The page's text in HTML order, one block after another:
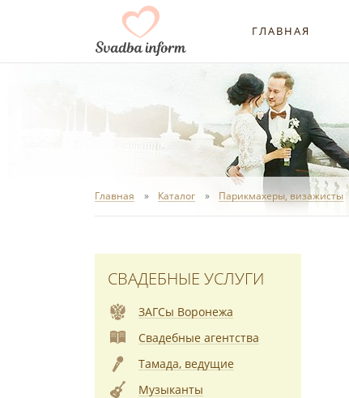
ГЛАВНАЯ
Главная Каталог Парикмахеры, визажисты
СВАДЕБНЫЕ УСЛУГИ
ЗАГСы Воронежа
Свадебные агентства
Тамада, ведущие
Музыканты